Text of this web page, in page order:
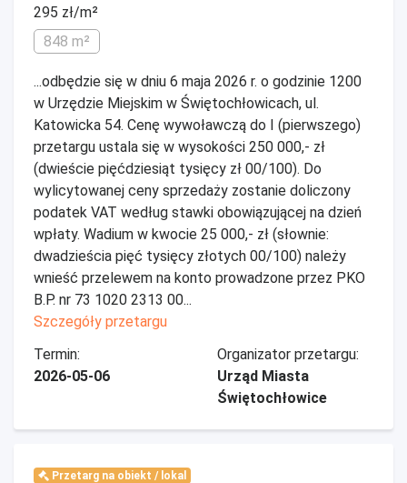
295 zł/m²
848 m²
...odbędzie się w dniu 6 maja 2026 r. o godzinie 1200
w Urzędzie Miejskim w Świętochłowicach, ul.
Katowicka 54. Cenę wywoławczą do I (pierwszego)
przetargu ustala się w wysokości 250 000,- zł
(dwieście pięćdziesiąt tysięcy zł 00/100). Do
wylicytowanej ceny sprzedaży zostanie doliczony
podatek VAT według stawki obowiązującej na dzień
wpłaty. Wadium w kwocie 25 000,- zł (słownie:
dwadzieścia pięć tysięcy złotych 00/100) należy
wnieść przelewem na konto prowadzone przez PKO
B.P. nr 73 1020 2313 00...
Szczegóły przetargu
Termin:
2026-05-06
Organizator przetargu:
Urząd Miasta
Świętochłowice
Przetarg na obiekt / lokal